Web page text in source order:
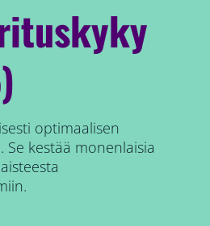
optimaalisen
Se kestää monenlaisia